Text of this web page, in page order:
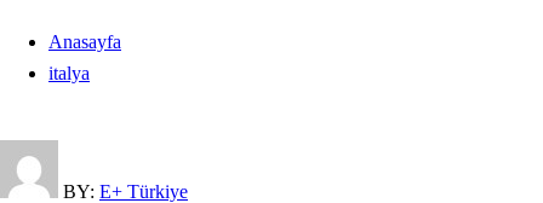
Anasayfa
italya
BY: E+ Türkiye